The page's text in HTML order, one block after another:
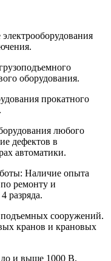
оборудования.
прокатного
любого
дефектов в
автоматики.
Наличие опыта
ремонту и
разряда.
сооружений.
кранов и крановых
до и выше 1000 В.